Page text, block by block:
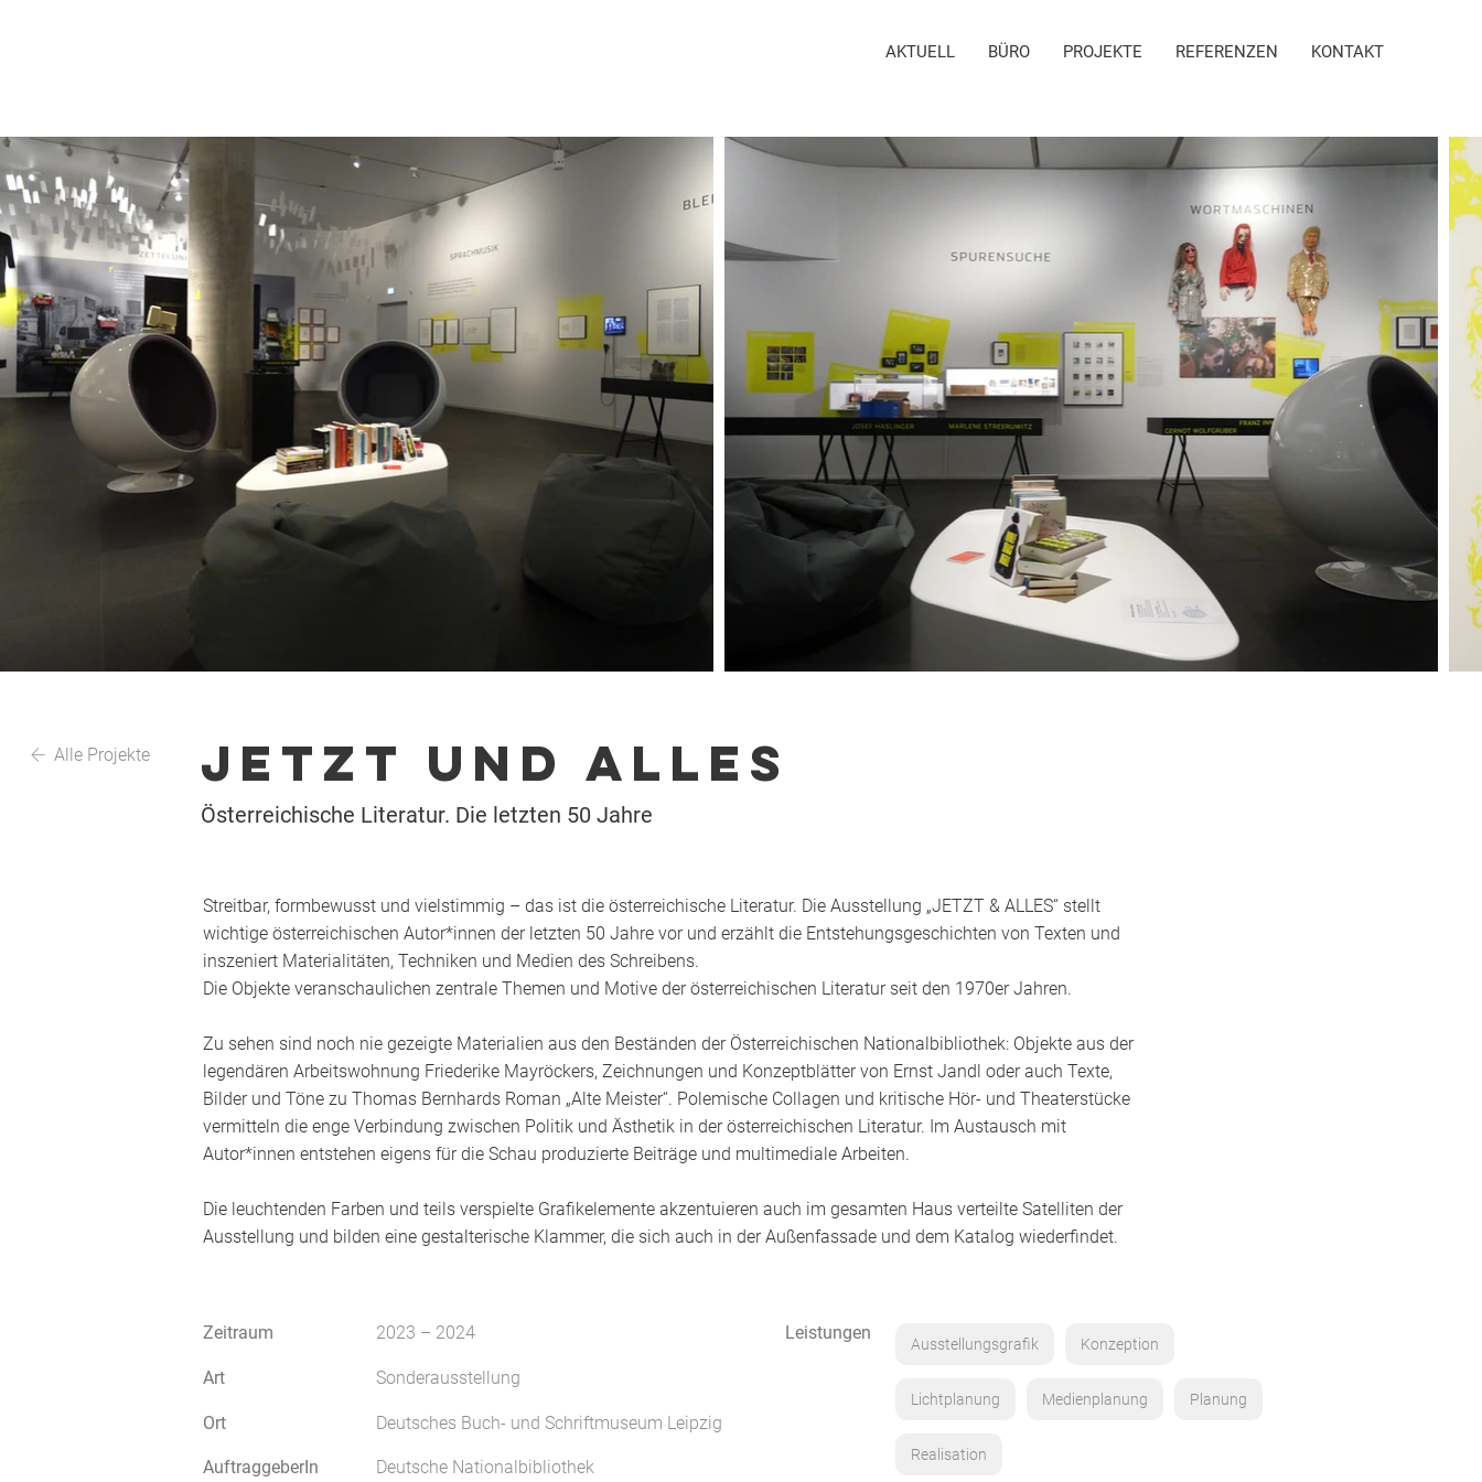
AKTUELL BÜRO PROJEKTE REFERENZEN KONTAKT
Alle Projekte JETZT UND ALLES
Österreichische Literatur. Die letzten 50 Jahre
Streitbar, formbewusst und vielstimmig – das ist die österreichische Literatur. Die Ausstellung „JETZT & ALLES“ stellt
wichtige österreichischen Autor*innen der letzten 50 Jahre vor und erzählt die Entstehungsgeschichten von Texten und
inszeniert Materialitäten, Techniken und Medien des Schreibens.
Die Objekte veranschaulichen zentrale Themen und Motive der österreichischen Literatur seit den 1970er Jahren.
Zu sehen sind noch nie gezeigte Materialien aus den Beständen der Österreichischen Nationalbibliothek: Objekte aus der
legendären Arbeitswohnung Friederike Mayröckers, Zeichnungen und Konzeptblätter von Ernst Jandl oder auch Texte,
Bilder und Töne zu Thomas Bernhards Roman „Alte Meister“. Polemische Collagen und kritische Hör- und Theaterstücke
vermitteln die enge Verbindung zwischen Politik und Ästhetik in der österreichischen Literatur. Im Austausch mit
Autor*innen entstehen eigens für die Schau produzierte Beiträge und multimediale Arbeiten.
Die leuchtenden Farben und teils verspielte Grafikelemente akzentuieren auch im gesamten Haus verteilte Satelliten der
Ausstellung und bilden eine gestalterische Klammer, die sich auch in der Außenfassade und dem Katalog wiederfindet.
Leistungen
Ausstellungsgrafik Konzeption
Lichtplanung Medienplanung Planung
Realisation
Zeitraum
Art
Ort
AuftraggeberIn
2023 – 2024
Sonderausstellung
Deutsches Buch- und Schriftmuseum Leipzig
Deutsche Nationalbibliothek